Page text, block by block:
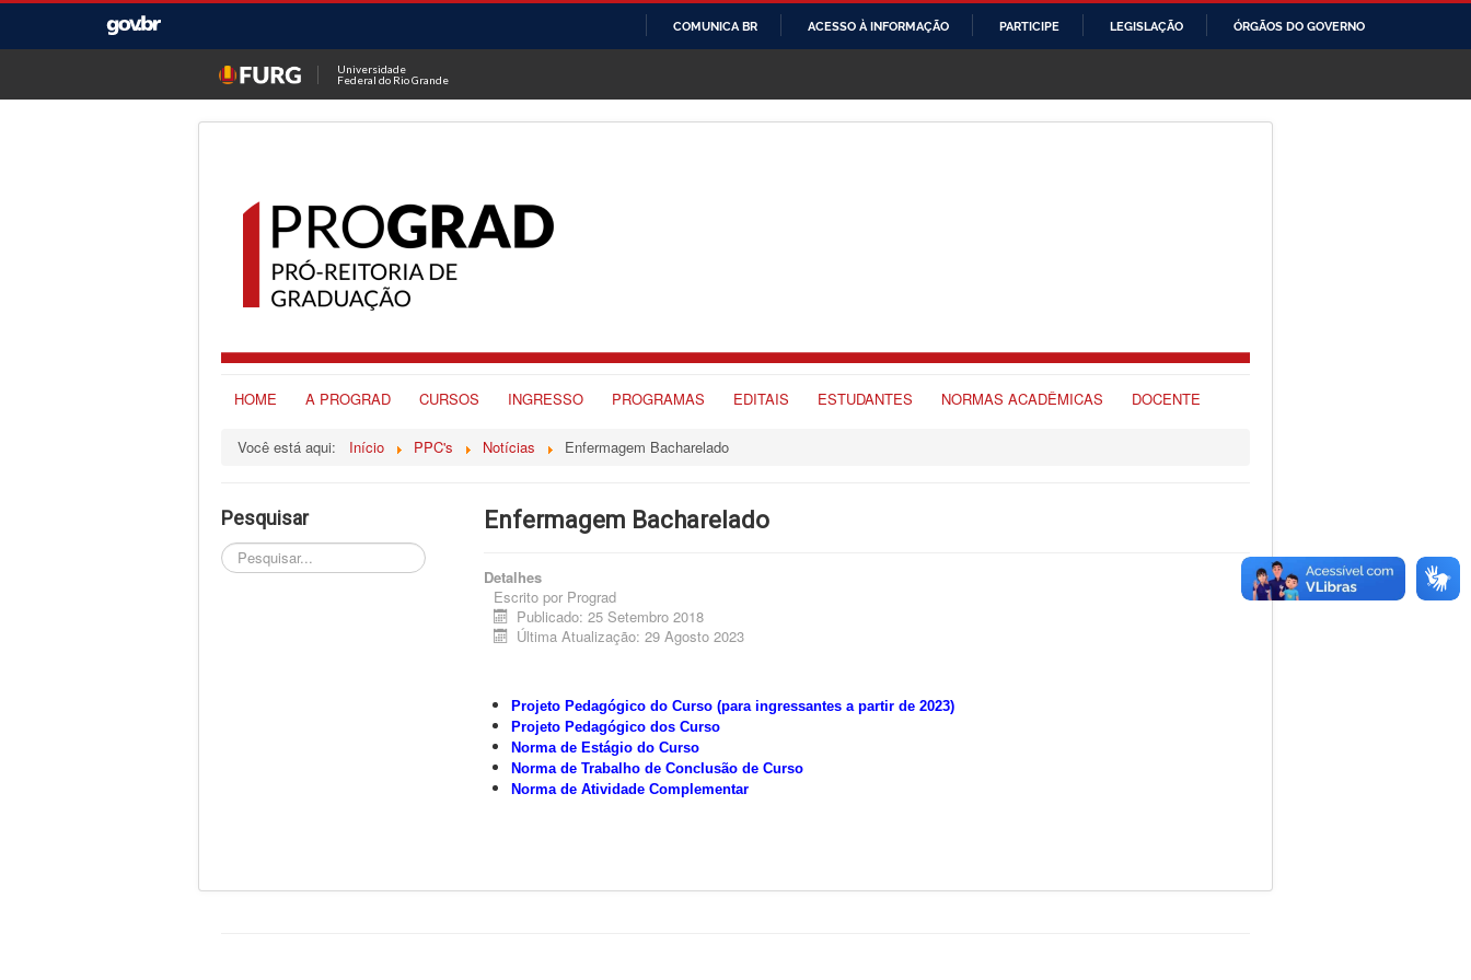
O
CONTEÚDO
COMUNICA BR ACESSO À INFORMAÇÃO PARTICIPE LEGISLAÇÃO ÓRGÃOS DO GOVERNO
Universidade
Federal do Rio Grande
HOME A PROGRAD CURSOS INGRESSO PROGRAMAS EDITAIS ESTUDANTES NORMAS ACADÊMICAS DOCENTE
Você está aqui: Início PPC's Notícias Enfermagem Bacharelado
Pesquisar
Pesquisar...
Enfermagem Bacharelado
Detalhes
Escrito por Prograd
Publicado: 25 Setembro 2018
Última Atualização: 29 Agosto 2023
Projeto Pedagógico do Curso (para ingressantes a partir de 2023)
Projeto Pedagógico dos Curso
Norma de Estágio do Curso
Norma de Trabalho de Conclusão de Curso
Norma de Atividade Complementar